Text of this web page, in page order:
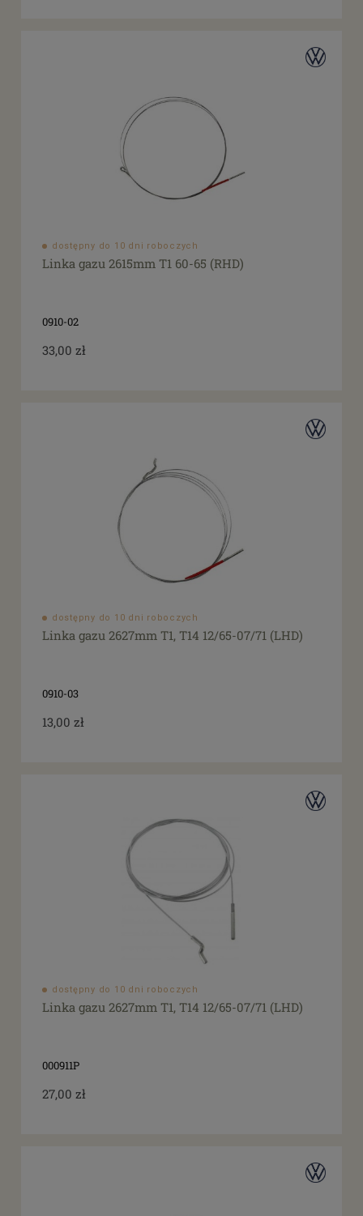
dostępny do 10 dni roboczych
Linka gazu 2615mm T1 60-65 (RHD)
0910-02
33,00 zł
dostępny do 10 dni roboczych
Linka gazu 2627mm T1, T14 12/65-07/71 (LHD)
0910-03
13,00 zł
dostępny do 10 dni roboczych
Linka gazu 2627mm T1, T14 12/65-07/71 (LHD)
000911P
27,00 zł